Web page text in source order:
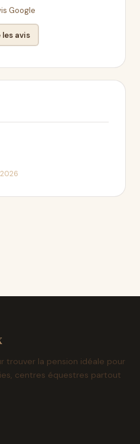
Google
les avis
trouver la pension idéale pour
centres équestres partout